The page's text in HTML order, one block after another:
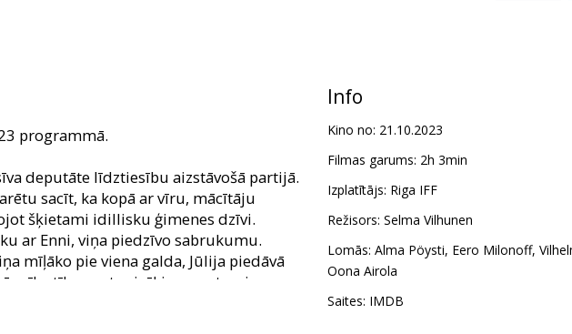
programmā.
deputāte līdztiesību aizstāvošā partijā.
sacīt, ka kopā ar vīru, mācītāju
šķietami idillisku ģimenes dzīvi.
ar Enni, viņa piedzīvo sabrukumu.
mīļāko pie viena galda, Jūlija piedāvā
mīlestību pret vairākiem partneriem
Jūtoties droši jaunajā attiecību
Info
Kino no: 21.10.2023
Filmas garums: 2h 3min
Izplatītājs: Riga IFF
Režisors: Selma Vilhunen
Lomās: Alma Pöysti, Eero Milonoff,
Oona Airola
Saites: IMDB